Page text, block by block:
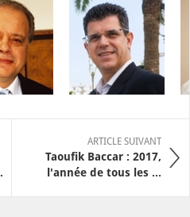
ARTICLE SUIVANT
Taoufik Baccar : 2017,
l'année de tous les ...